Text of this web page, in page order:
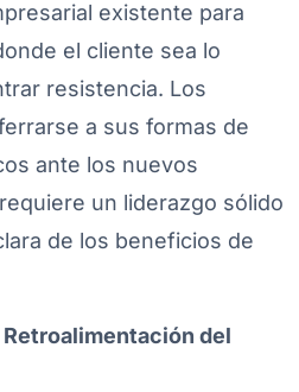
existente para
el cliente sea lo
resistencia. Los
a sus formas de
ante los nuevos
un liderazgo sólido
de los beneficios de
del